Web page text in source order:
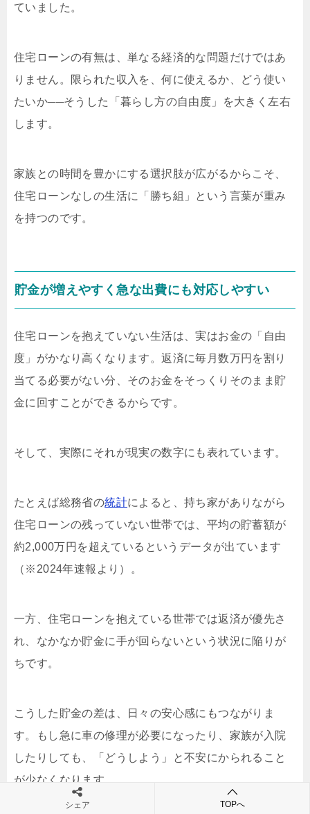
ていました。
住宅ローンの有無は、単なる経済的な問題だけではあ
りません。限られた収入を、何に使えるか、どう使い
たいか──そうした「暮らし方の自由度」を大きく左右
します。
家族との時間を豊かにする選択肢が広がるからこそ、
住宅ローンなしの生活に「勝ち組」という言葉が重み
を持つのです。
貯金が増えやすく急な出費にも対応しやすい
住宅ローンを抱えていない生活は、実はお金の「自由
度」がかなり高くなります。返済に毎月数万円を割り
当てる必要がない分、そのお金をそっくりそのまま貯
金に回すことができるからです。
そして、実際にそれが現実の数字にも表れています。
たとえば総務省の統計によると、持ち家がありながら
住宅ローンの残っていない世帯では、平均の貯蓄額が
約2,000万円を超えているというデータが出ています
（※2024年速報より）。
一方、住宅ローンを抱えている世帯では返済が優先さ
れ、なかなか貯金に手が回らないという状況に陥りが
ちです。
こうした貯金の差は、日々の安心感にもつながりま
す。もし急に車の修理が必要になったり、家族が入院
したりしても、「どうしよう」と不安にかられること
が少なくなります。
シェア TOPへ